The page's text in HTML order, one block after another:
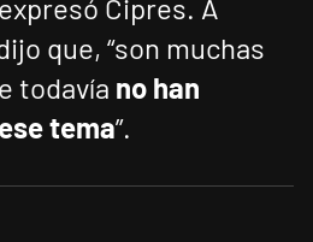
Cipres. A
que, “son muchas
todavía no han
tema”.